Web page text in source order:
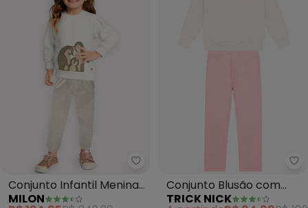
Milon - Conjunto Infantil
Conjunto Infantil Menina
Bordado (Off White)
MILON
Conjunto Blusão com
Legging Feminino (Bege)
TRICK NICK